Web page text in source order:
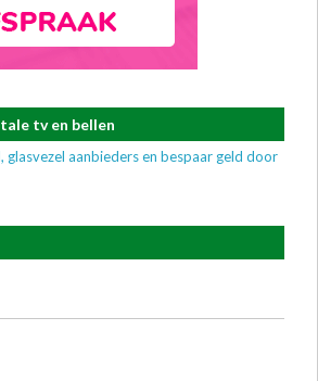
tv en bellen
glasvezel aanbieders en bespaar geld door